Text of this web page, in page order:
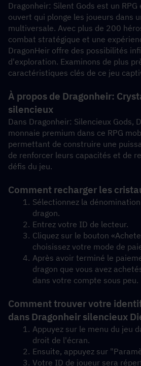
Dragonheir: Silent Gods est un
ouvert qui plonge les joueurs dans
multiversale. Avec plus de 200
combat stratégique et une
DragonHeir offre des possibilités
d'exploration. Examinons de plus
caractéristiques clés de ce jeu
À propos de Dragonheir:
silencieux
Dans Dragonheir: Silencieux Gods,
monnaie premium dans ce RPG
permettant de construire une
de renforcer leurs capacités et de
défis du jeu.
Comment recharger les
Sélectionnez la
dragon.
Entrez votre ID de lecteur.
Cliquez sur le bouton
choisissez votre mode de
Après avoir terminé le
dragon que vous avez
dans votre compte sous peu.
Comment trouver votre
dans Dragonheir silencieux
Appuyez sur le menu du jeu
droit de l'écran.
Ensuite, appuyez sur
Votre ID de joueur sera